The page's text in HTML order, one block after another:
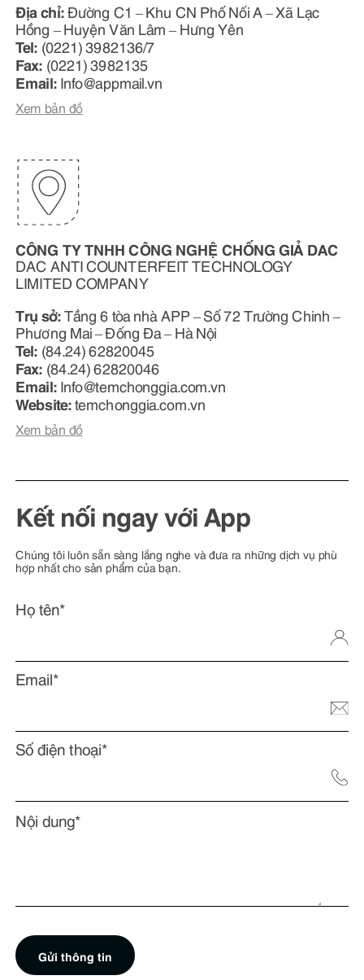
Địa chỉ:Đường C1 – Khu CN Phố Nối A – Xã Lạc
Hồng – Huyện Văn Lâm – Hưng Yên
Tel: (0221) 3982136/7
Fax: (0221) 3982135
Email: Info@ appmail.vn
Xem bản đồ
CÔNG TY TNHH CÔNG NGHỆ CHỐNG GIẢ DAC
DAC ANTI COUNTERFEIT TECHNOLOGY
LIMITED COMPANY
Trụ sở:Tầng 6 tòa nhà APP – Số 72 Trường Chinh –
Phương Mai – Đống Đa – Hà Nội
Tel: (84.24) 62820045
Fax: (84.24) 62820046
Email: Info@ temchonggia.com.vn
Website:temchonggia.com.vn
Xem bản đồ
Kết nối ngay với App
Chúng tôi luôn sẵn sàng lắng nghe và đưa ra những dịch vụ phù
hợp nhất cho sản phẩm của bạn.
Họ tên*
Email*
Số điện thoại*
Nội dung*
Gửi thông tin